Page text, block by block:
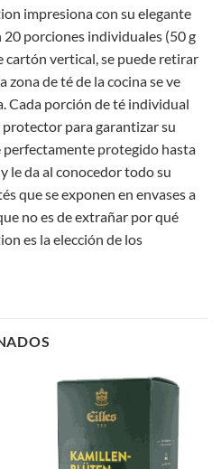
impresiona con su elegante
20 porciones individuales (50 g
cartón vertical, se puede retirar
de té de la cocina se ve
Cada porción de té individual
para garantizar su
perfectamente protegido hasta
le da al conocedor todo su
que se exponen en envases a
no es de extrañar por qué
es la elección de los